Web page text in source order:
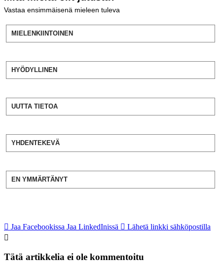
Vastaa ensimmäisenä mieleen tuleva
MIELENKIINTOINEN
HYÖDYLLINEN
UUTTA TIETOA
YHDENTEKEVÄ
EN YMMÄRTÄNYT
Jaa Facebookissa Jaa LinkedInissä Lähetä linkki sähköpostilla
Tätä artikkelia ei ole kommentoitu